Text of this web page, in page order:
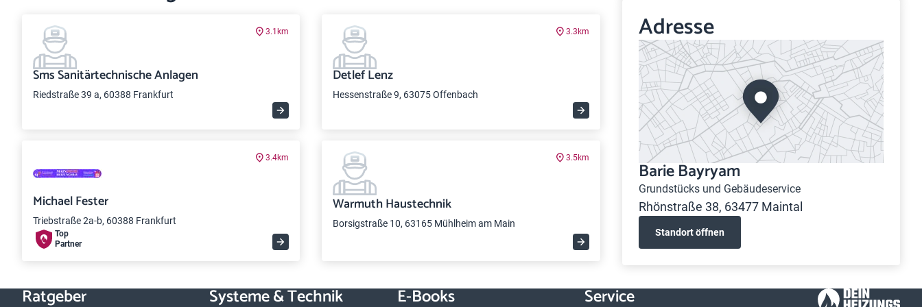
3.1km
Sms Sanitärtechnische Anlagen
Riedstraße 39 a, 60388 Frankfurt
3.3km
Detlef Lenz
Hessenstraße 9, 63075 Offenbach
3.4km
Michael Fester
Triebstraße 2a-b, 60388 Frankfurt
Top
Partner
3.5km
Warmuth Haustechnik
Borsigstraße 10, 63165 Mühlheim am Main
Adresse
Barie Bayryam
Grundstücks und Gebäudeservice
Rhönstraße 38, 63477 Maintal
Standort öffnen
Ratgeber Systeme & Technik E-Books Service